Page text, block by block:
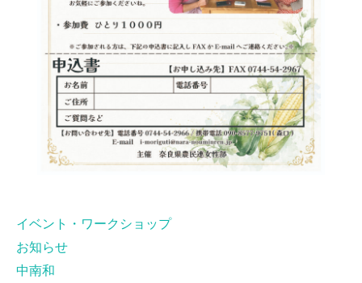
イベント・ワークショップ
お知らせ
中南和